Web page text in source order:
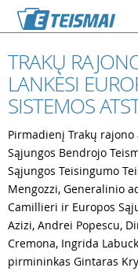
TRAKŲ
LANKĖSI
SISTEMOS
Pirmadienį Trakų
Sąjungos Bendrojo
Sąjungos Teisingumo
Mengozzi, Generalinio
Camillieri ir Europos
Azizi, Andrei Popescu,
Cremona, Ingrida
pirmininkas Gintaras